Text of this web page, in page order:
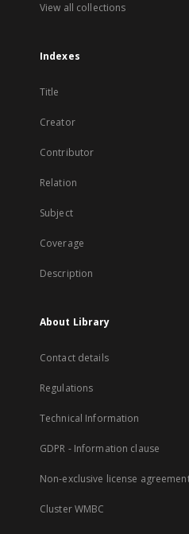
View all collections
Indexes
Title
Creator
Contributor
Relation
Subject
Coverage
Description
About Library
Contact details
Regulations
Technical Information
GDPR - Information clause
Non-exclusive license
Cluster WMBC